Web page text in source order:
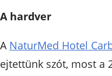
A hardver
A NaturMed Hotel
ejtettünk szót, most a